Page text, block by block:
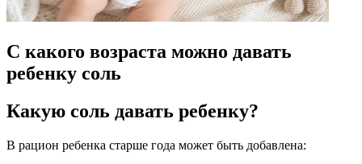
С какого возраста можно давать
ребенку соль
Какую соль давать ребенку?
В рацион ребенка старше года может быть добавлена: